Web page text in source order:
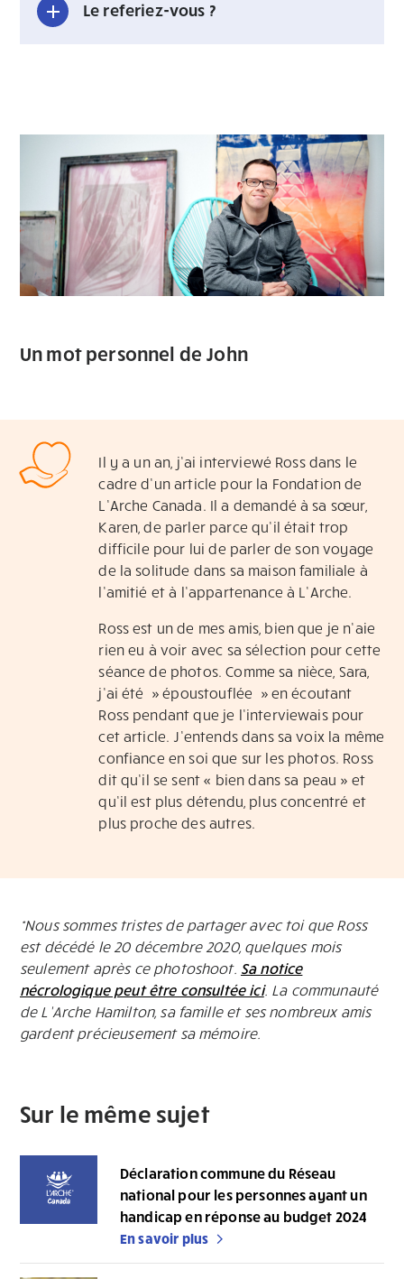
Le referiez-vous ?
Un mot personnel de John
Il y a un an, j’ai interviewé Ross dans le
cadre d’un article pour la Fondation de
L’Arche Canada. Il a demandé à sa sœur,
Karen, de parler parce qu’il était trop
difficile pour lui de parler de son voyage
de la solitude dans sa maison familiale à
l’amitié et à l’appartenance à L’Arche.
Ross est un de mes amis, bien que je n’aie
rien eu à voir avec sa sélection pour cette
séance de photos. Comme sa nièce, Sara,
j’ai été » époustouflée » en écoutant
Ross pendant que je l’interviewais pour
cet article. J’entends dans sa voix la même
confiance en soi que sur les photos. Ross
dit qu’il se sent « bien dans sa peau » et
qu’il est plus détendu, plus concentré et
plus proche des autres.
*Nous sommes tristes de partager avec toi que Ross
est décédé le 20 décembre 2020, quelques mois
seulement après ce photoshoot. Sa notice
nécrologique peut être consultée ici. La communauté
de L’Arche Hamilton, sa famille et ses nombreux amis
gardent précieusement sa mémoire.
Sur le même sujet
Déclaration commune du Réseau
national pour les personnes ayant un
handicap en réponse au budget 2024
En savoir plus